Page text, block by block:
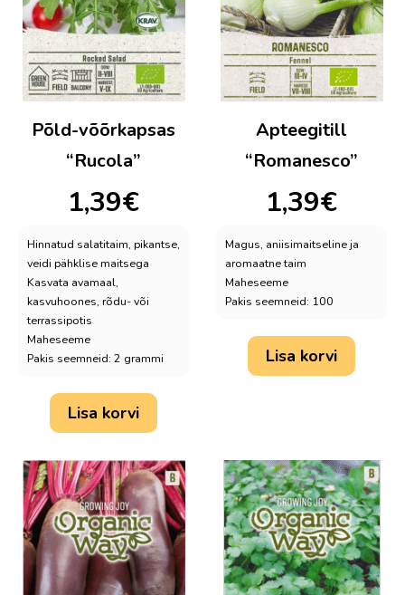
Põld-võõrkapsas
“Rucola”
1,39€
Hinnatud salatitaim, pikantse,
veidi pähklise maitsega
Kasvata avamaal,
kasvuhoones, rõdu- või
terrassipotis
Maheseeme
Pakis seemneid: 2 grammi
Lisa korvi
Apteegitill
“Romanesco”
1,39€
Magus, aniisimaitseline ja
aromaatne taim
Maheseeme
Pakis seemneid: 100
Lisa korvi